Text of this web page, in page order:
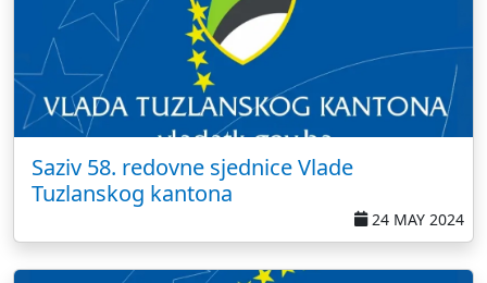
Saziv 58. redovne sjednice Vlade
Tuzlanskog kantona
24 MAY 2024